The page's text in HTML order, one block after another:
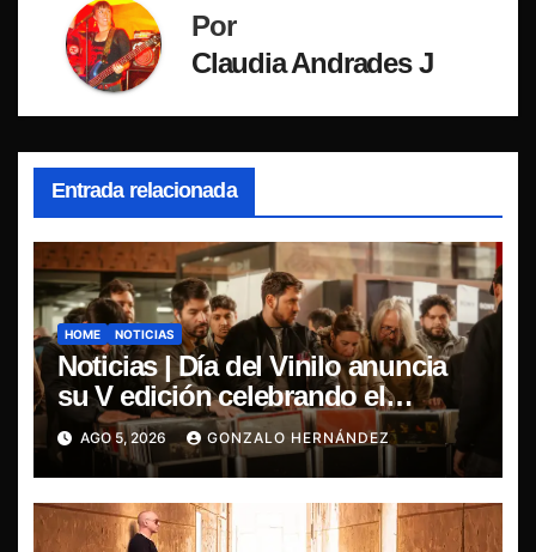
Por
Claudia Andrades J
Entrada relacionada
HOME NOTICIAS
Noticias | Día del Vinilo anuncia
su V edición celebrando el
regreso del 7″ fabricado en Chile
AGO 5, 2026 GONZALO HERNÁNDEZ